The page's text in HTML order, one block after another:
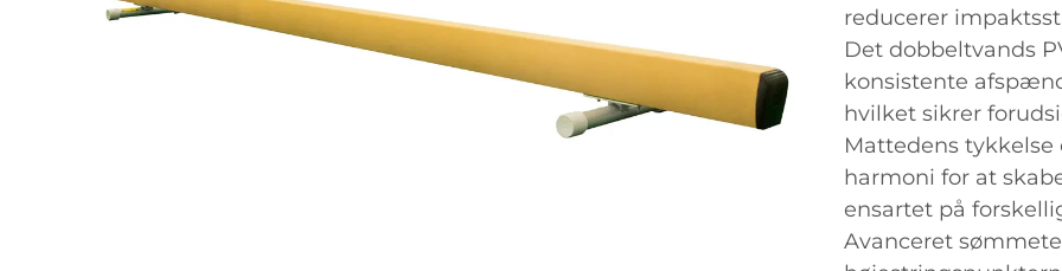
reducerer
Det dobbeltvands
konsistente
hvilket sikrer
Mattedens
harmoni for at
ensartet på
Avanceret